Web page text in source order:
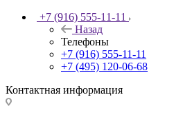
+7 (916) 555-11-11
Назад
Телефоны
+7 (916) 555-11-11
+7 (495) 120-06-68
Контактная информация